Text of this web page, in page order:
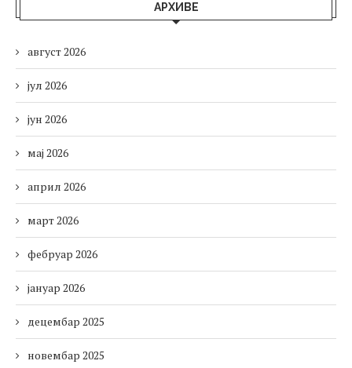
АРХИВЕ
август 2026
јул 2026
јун 2026
мај 2026
април 2026
март 2026
фебруар 2026
јануар 2026
децембар 2025
новембар 2025